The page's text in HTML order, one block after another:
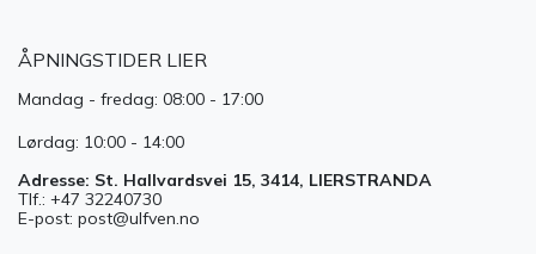
ÅPNINGSTIDER LIER
Mandag - fredag: 08:00 - 17:00
Lørdag: 10:00 - 14:00
Adresse: St. Hallvardsvei 15, 3414, LIERSTRANDA
Tlf.: +47 32240730
E-post: post@ulfven.no